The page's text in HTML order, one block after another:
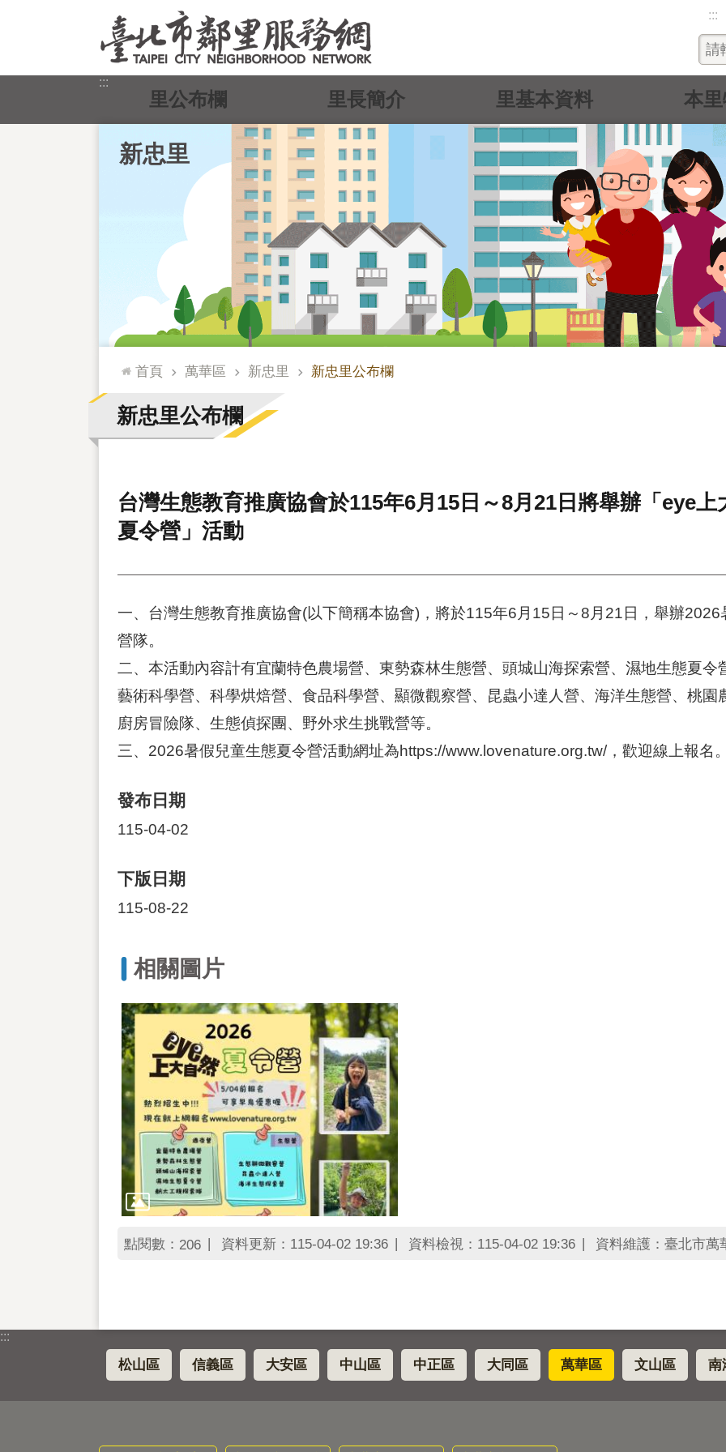
:::
:::
新忠里
里公布欄 里長簡介 里基本資料 本
::: 首頁 萬華區 新忠里 新忠里公布欄
新忠里公布欄
台灣生態教育推廣協會於115年6月15日～8月21日將舉辦「eye
夏令營」活動
一、台灣生態教育推廣協會(以下簡稱本協會)，將於115年6月15日～8月21日，舉辦
營隊。
二、本活動內容計有宜蘭特色農場營、東勢森林生態營、頭城山海探索營、濕地生態夏令
藝術科學營、科學烘焙營、食品科學營、顯微觀察營、昆蟲小達人營、海洋生態營、桃
廚房冒險隊、生態偵探團、野外求生挑戰營等。
三、2026暑假兒童生態夏令營活動網址為https://www.lovenature.org.tw/，歡迎線上報名。
發布日期
115-04-02
下版日期
115-08-22
相關圖片
點閱數： 206 資料更新：115-04-02 19:36 資料檢視：115-04-02 19:36 資料維護：臺北市萬
:::
松山區 信義區 大安區 中山區 中正區 大同區 萬華區 文山區 南